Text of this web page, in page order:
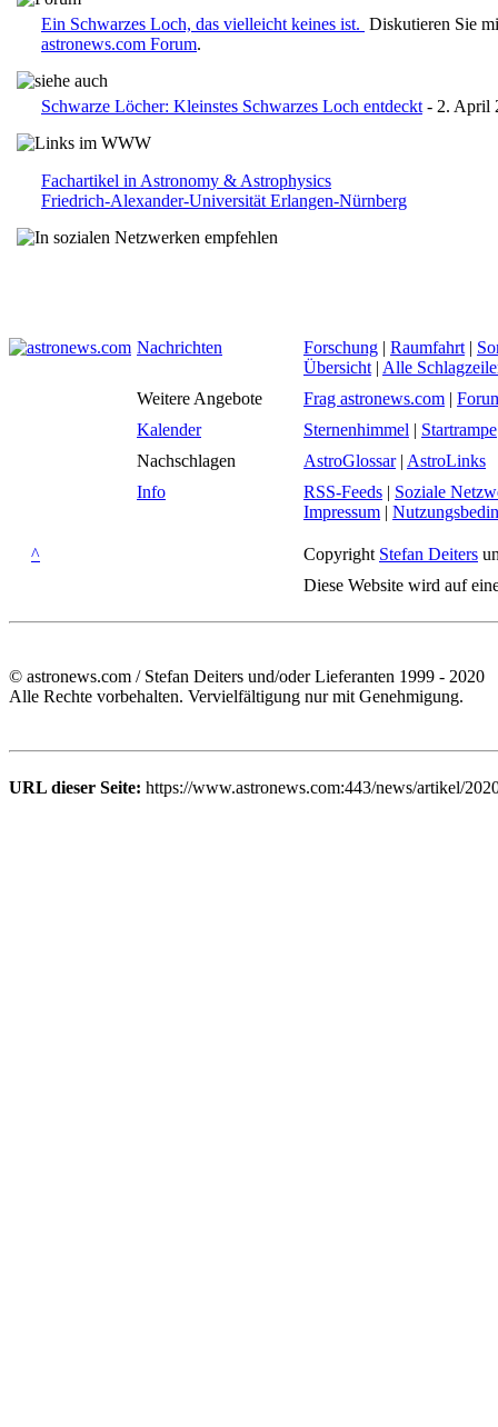
Ein Schwarzes Loch, das vielleicht keines ist. Diskutieren Sie
astronews.com Forum.
Schwarze Löcher: Kleinstes Schwarzes Loch entdeckt - 2. April
Fachartikel in Astronomy & Astrophysics
Friedrich-Alexander-Universität Erlangen-Nürnberg
Nachrichten Forschung | Raumfahrt |
Übersicht | Alle
Weitere Angebote
Frag astronews.com |
Kalender
Sternenhimmel | Startrampe
Nachschlagen
AstroGlossar| AstroLinks
Info
RSS-Feeds | Soziale
Impressum |
^ Copyright Stefan Deiters
Diese Website wird auf
© astronews.com / Stefan Deiters und/oder Lieferanten 1999 - 2020
Alle Rechte vorbehalten. Vervielfältigung nur mit Genehmigung.
URL dieser Seite: https://www.astronews.com:443/news/artikel/